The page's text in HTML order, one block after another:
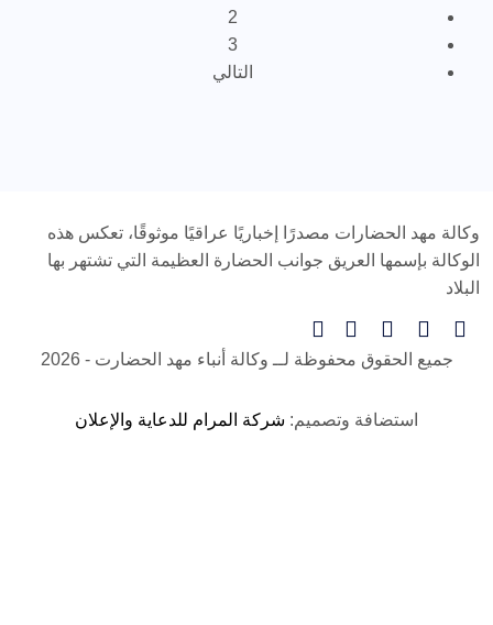
2
3
التالي
وكالة مهد الحضارات مصدرًا إخباريًا عراقيًا موثوقًا، تعكس هذه
الوكالة بإسمها العريق جوانب الحضارة العظيمة التي تشتهر بها
البلاد
جميع الحقوق محفوظة لــ وكالة أنباء مهد الحضارت - 2026
استضافة وتصميم: شركة المرام للدعاية والإعلان